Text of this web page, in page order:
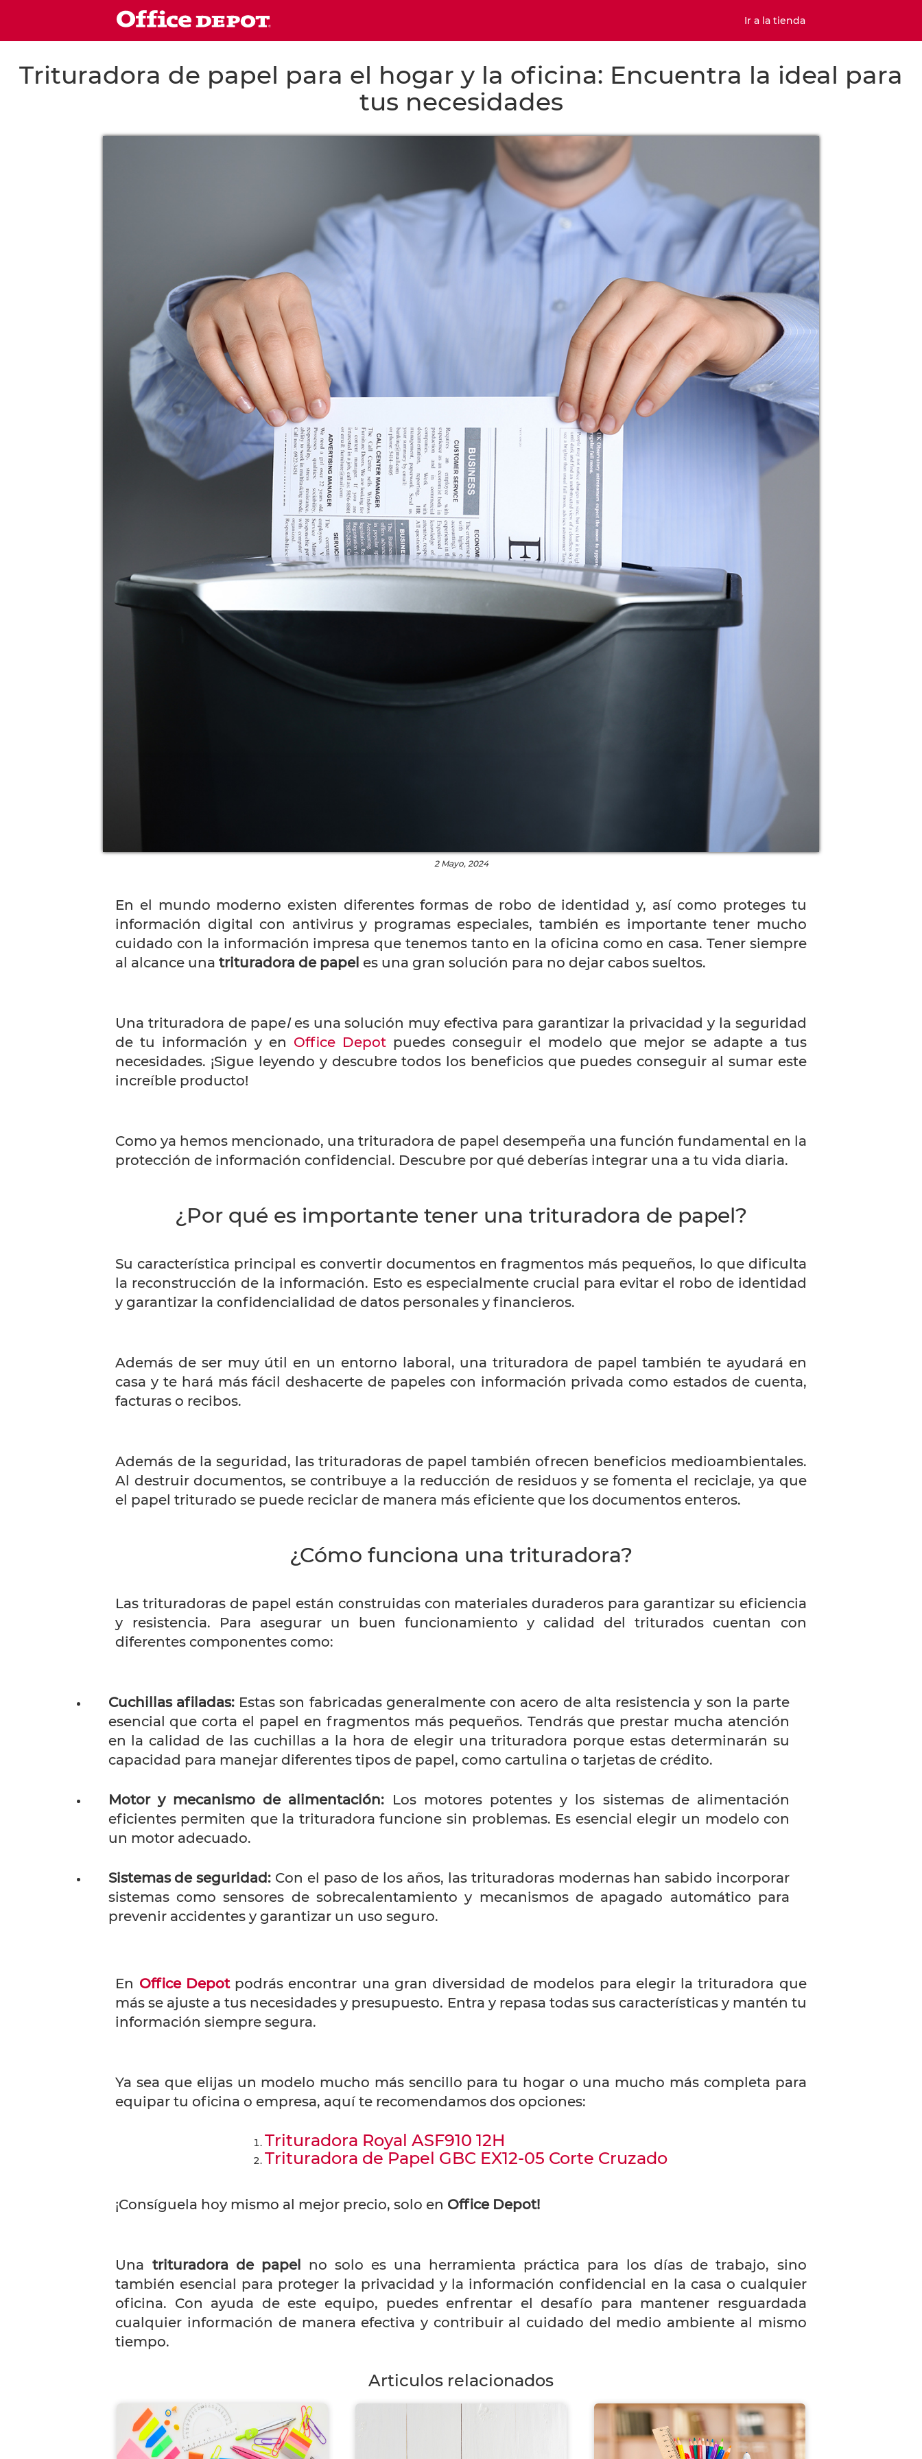
Ir a la tienda
Trituradora de papel para el hogar y la oficina: Encuentra la ideal para
tus necesidades
2 Mayo, 2024
En el mundo moderno existen diferentes formas de robo de identidad y, así como proteges tu
información digital con antivirus y programas especiales, también es importante tener mucho
cuidado con la información impresa que tenemos tanto en la oficina como en casa. Tener siempre
al alcance una trituradora de papeles una gran solución para no dejar cabos sueltos.
Una trituradora de papeles una solución muy efectiva para garantizar la privacidad y la seguridad
de tu información y en Office Depot puedes conseguir el modelo que mejor se adapte a tus
necesidades. ¡Sigue leyendo y descubre todos los beneficios que puedes conseguir al sumar este
increíble producto!
Como ya hemos mencionado, una trituradora de papel desempeña una función fundamental en la
protección de información confidencial. Descubre por qué deberías integrar una a tu vida diaria.
¿Por qué es importante tener una trituradora de papel?
Su característica principal es convertir documentos en fragmentos más pequeños, lo que dificulta
la reconstrucción de la información. Esto es especialmente crucial para evitar el robo de identidad
y garantizar la confidencialidad de datos personales y financieros.
Además de ser muy útil en un entorno laboral, una trituradora de papel también te ayudará en
casa y te hará más fácil deshacerte de papeles con información privada como estados de cuenta,
facturas o recibos.
Además de la seguridad, las trituradoras de papel también ofrecen beneficios medioambientales.
Al destruir documentos, se contribuye a la reducción de residuos y se fomenta el reciclaje, ya que
el papel triturado se puede reciclar de manera más eficiente que los documentos enteros.
¿Cómo funciona una trituradora?
Las trituradoras de papel están construidas con materiales duraderos para garantizar su eficiencia
y resistencia. Para asegurar un buen funcionamiento y calidad del triturados cuentan con
diferentes componentes como:
Cuchillas afiladas: Estas son fabricadas generalmente con acero de alta resistencia y son la parte
esencial que corta el papel en fragmentos más pequeños. Tendrás que prestar mucha atención
en la calidad de las cuchillas a la hora de elegir una trituradora porque estas determinarán su
capacidad para manejar diferentes tipos de papel, como cartulina o tarjetas de crédito.
Motor y mecanismo de alimentación: Los motores potentes y los sistemas de alimentación
eficientes permiten que la trituradora funcione sin problemas. Es esencial elegir un modelo con
un motor adecuado.
Sistemas de seguridad: Con el paso de los años, las trituradoras modernas han sabido incorporar
sistemas como sensores de sobrecalentamiento y mecanismos de apagado automático para
prevenir accidentes y garantizar un uso seguro.
En Office Depotpodrás encontrar una gran diversidad de modelos para elegir la trituradora que
más se ajuste a tus necesidades y presupuesto. Entra y repasa todas sus características y mantén tu
información siempre segura.
Ya sea que elijas un modelo mucho más sencillo para tu hogar o una mucho más completa para
equipar tu oficina o empresa, aquí te recomendamos dos opciones:
Trituradora Royal ASF910 12H
Trituradora de Papel GBC EX12-05 Corte Cruzado
¡Consíguela hoy mismo al mejor precio, solo en Office Depot!
Una trituradora de papel no solo es una herramienta práctica para los días de trabajo, sino
también esencial para proteger la privacidad y la información confidencial en la casa o cualquier
oficina. Con ayuda de este equipo, puedes enfrentar el desafío para mantener resguardada
cualquier información de manera efectiva y contribuir al cuidado del medio ambiente al mismo
tiempo.
Articulos relacionados